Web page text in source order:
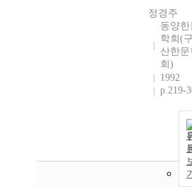
정경주
동양한
학회(
산한문
회)
1992
p.219-